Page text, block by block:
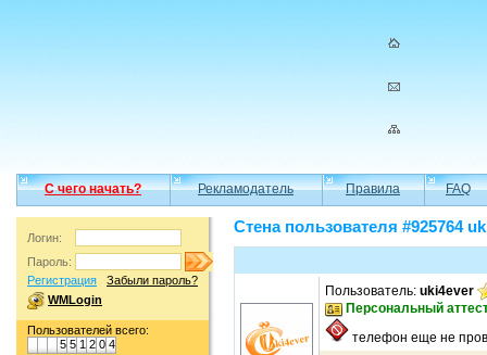
С чего начать? Рекламодатель Правила FAQ
Логин:
Пароль:
Регистрация
Забыли пароль?
WMLogin
Пользователей всего:
5 5 1 2 0 4
Стена пользователя #925764
Пользователь: uki4ever
Персональный
телефон еще не